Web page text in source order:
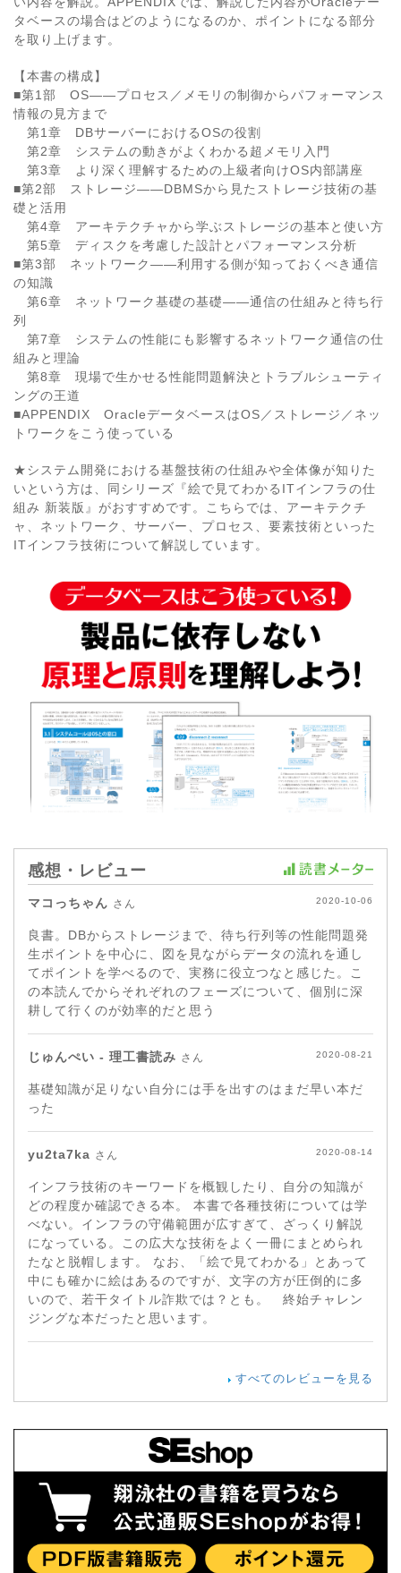
タベースの場合はどのようになるのか、ポイントになる部分
を取り上げます。
【本書の構成】
■第1部 OS――プロセス／メモリの制御からパフォーマンス
情報の見方まで
第1章 DBサーバーにおけるOSの役割
第2章 システムの動きがよくわかる超メモリ入門
第3章 より深く理解するための上級者向けOS内部講座
■第2部 ストレージ――DBMSから見たストレージ技術の基
礎と活用
第4章 アーキテクチャから学ぶストレージの基本と使い方
第5章 ディスクを考慮した設計とパフォーマンス分析
■第3部 ネットワーク――利用する側が知っておくべき通信
の知識
第6章 ネットワーク基礎の基礎――通信の仕組みと待ち行
列
第7章 システムの性能にも影響するネットワーク通信の仕
組みと理論
第8章 現場で生かせる性能問題解決とトラブルシューティ
ングの王道
■APPENDIX OracleデータベースはOS／ストレージ／ネッ
トワークをこう使っている
★システム開発における基盤技術の仕組みや全体像が知りた
いという方は、同シリーズ『絵で見てわかるITインフラの仕
組み 新装版』がおすすめです。こちらでは、アーキテクチ
ャ、ネットワーク、サーバー、プロセス、要素技術といった
ITインフラ技術について解説しています。
感想・レビュー
マコっちゃん さん 2020-10-06
良書。DBからストレージまで、待ち行列等の性能問題発
生ポイントを中心に、図を見ながらデータの流れを通し
てポイントを学べるので、実務に役立つなと感じた。こ
の本読んでからそれぞれのフェーズについて、個別に深
耕して行くのが効率的だと思う
じゅんぺい - 理工書読み さん 2020-08-21
基礎知識が足りない自分には手を出すのはまだ早い本だ
った
yu2ta7ka さん 2020-08-14
インフラ技術のキーワードを概観したり、自分の知識が
どの程度か確認できる本。 本書で各種技術については学
べない。インフラの守備範囲が広すぎて、ざっくり解説
になっている。この広大な技術をよく一冊にまとめられ
たなと脱帽します。 なお、「絵で見てわかる」とあって
中にも確かに絵はあるのですが、文字の方が圧倒的に多
いので、若干タイトル詐欺では？とも。 終始チャレン
ジングな本だったと思います。
すべてのレビューを見る